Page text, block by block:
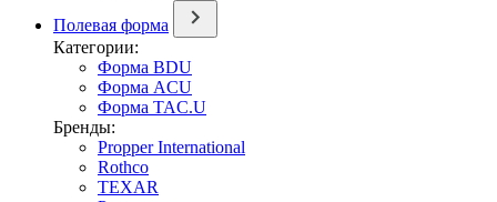
Полевая форма
Категории:
Форма BDU
Форма ACU
Форма TAC.U
Бренды:
Propper International
Rothco
TEXAR